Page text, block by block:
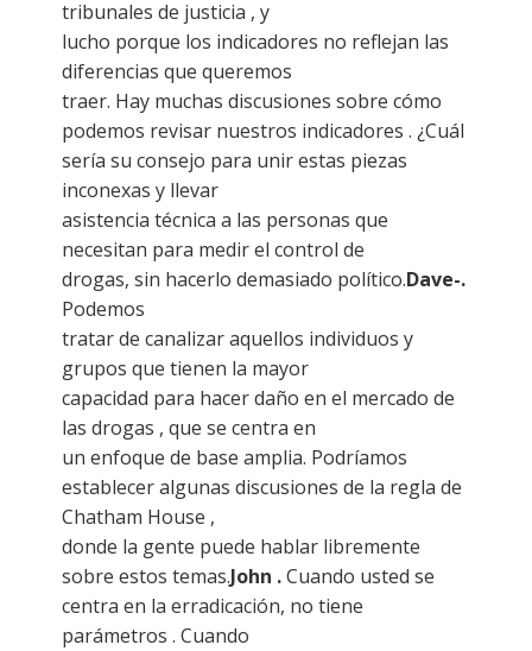
tribunales de justicia , y
lucho porque los indicadores no reflejan las
diferencias que queremos
traer. Hay muchas discusiones sobre cómo
podemos revisar nuestros indicadores . ¿Cuál
sería su consejo para unir estas piezas
inconexas y llevar
asistencia técnica a las personas que
necesitan para medir el control de
drogas, sin hacerlo demasiado político.Dave-.
Podemos
tratar de canalizar aquellos individuos y
grupos que tienen la mayor
capacidad para hacer daño en el mercado de
las drogas , que se centra en
un enfoque de base amplia. Podríamos
establecer algunas discusiones de la regla de
Chatham House ,
donde la gente puede hablar libremente
sobre estos temas.John .Cuando usted se
centra en la erradicación, no tiene
parámetros . Cuando